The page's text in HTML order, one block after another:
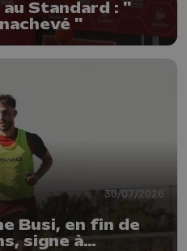
Standard : "
"
30/07/2026
Busi, en fin de
signe à